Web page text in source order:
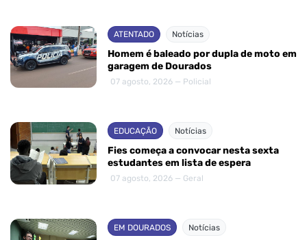
ATENTADO Notícias
Homem é baleado por dupla de moto em
garagem de Dourados
07 agosto, 2026 — Policial
EDUCAÇÃO Notícias
Fies começa a convocar nesta sexta
estudantes em lista de espera
07 agosto, 2026 — Geral
EM DOURADOS Notícias